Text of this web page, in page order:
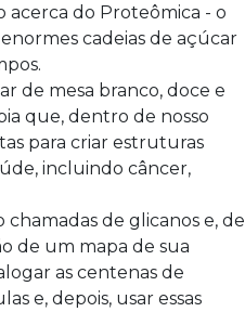
do Proteômica - o
cadeias de açúcar
de mesa branco, doce e
que, dentro de nosso
para criar estruturas
incluindo câncer,
chamadas de glicanos e, de
de um mapa de sua
as centenas de
e, depois, usar essas